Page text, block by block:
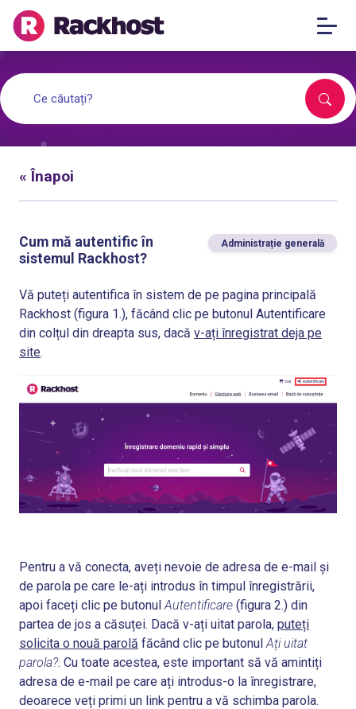
« Înapoi
Cum mă autentific în
sistemul Rackhost?
Administrație generală
Vă puteți autentifica în sistem de pe pagina principală
Rackhost (figura 1.), făcând clic pe butonul Autentificare
din colțul din dreapta sus, dacă v-ați înregistrat deja pe
site.
Pentru a vă conecta, aveți nevoie de adresa de e-mail și
de parola pe care le-ați introdus în timpul înregistrării,
apoi faceți clic pe butonulAutentificare (figura 2.) din
partea de jos a căsuței. Dacă v-ați uitat parola, puteți
solicita o nouă parolă făcând clic pe butonulAți uitat
parola?. Cu toate acestea, este important să vă amintiți
adresa de e-mail pe care ați introdus-o la înregistrare,
deoarece veți primi un link pentru a vă schimba parola.